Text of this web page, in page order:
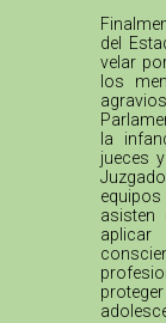
del
velar
los
la
jueces